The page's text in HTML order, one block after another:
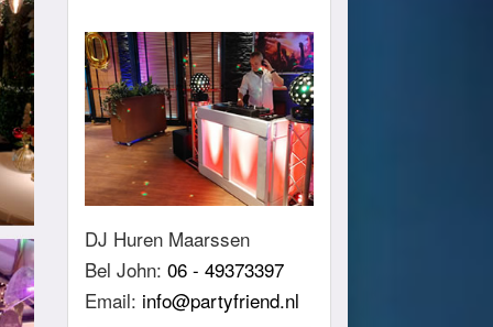
DJ Huren Maarssen
Bel John: 06 - 49373397
Email: info@partyfriend.nl